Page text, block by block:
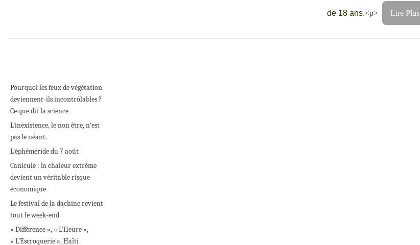
de 18 ans.<p> Lire Plus
Pourquoi les feux de végétation
deviennent-ils incontrôlables ?
Ce que dit la science
L’inexistence, le non être, n’est
pas le néant.
L’éphéméride du 7 août
Canicule : la chaleur extrême
devient un véritable risque
économique
Le festival de la dachine revient
tout le week-end
« Différence », « L’Heure »,
« L’Escroquerie », Haïti